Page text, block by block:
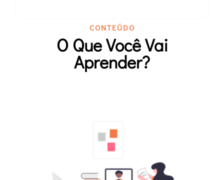
CONTEÚDO
O Que Você Vai
Aprender?